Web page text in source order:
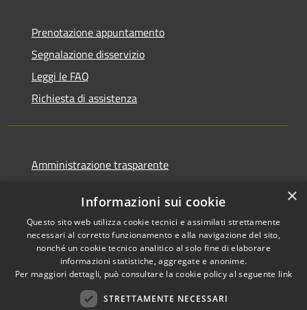
Prenotazione appuntamento
Segnalazione disservizio
Leggi le FAQ
Richiesta di assistenza
Amministrazione trasparente
Dichiarazione di accessibilità
Copyright © 2026 • Comune di
×
Informazioni sui cookie
Questo sito web utilizza cookie tecnici e assimilati strettamente
necessari al corretto funzionamento e alla navigazione del sito,
nonché un cookie tecnico analitico al solo fine di elaborare
informazioni statistiche, aggregate e anonime.
Per maggiori dettagli, può consultare la cookie policy al seguente link
STRETTAMENTE NECESSARI